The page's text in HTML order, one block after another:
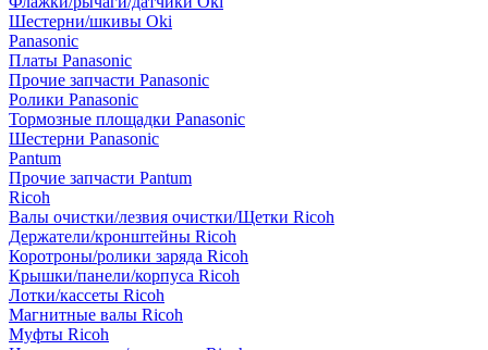
Шестерни/шкивы Oki
Panasonic
Платы Panasonic
Прочие запчасти Panasonic
Ролики Panasonic
Тормозные площадки Panasonic
Шестерни Panasonic
Pantum
Прочие запчасти Pantum
Ricoh
Валы очистки/лезвия очистки/Щетки Ricoh
Держатели/кронштейны Ricoh
Коротроны/ролики заряда Ricoh
Крышки/панели/корпуса Ricoh
Лотки/кассеты Ricoh
Магнитные валы Ricoh
Муфты Ricoh